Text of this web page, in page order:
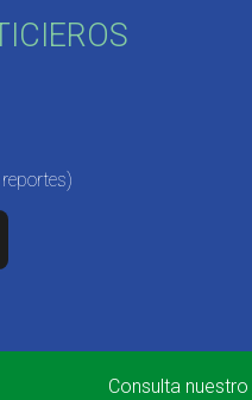
Consulta nuestro